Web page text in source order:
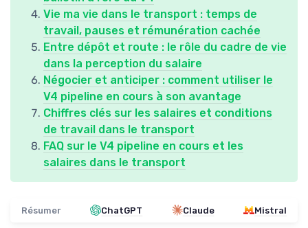
Vie ma vie dans le transport : temps de
travail, pauses et rémunération cachée
Entre dépôt et route : le rôle du cadre de vie
dans la perception du salaire
Négocier et anticiper : comment utiliser le
V4 pipeline en cours à son avantage
Chiffres clés sur les salaires et conditions
de travail dans le transport
FAQ sur le V4 pipeline en cours et les
salaires dans le transport
Résumer ChatGPT Claude Mistral